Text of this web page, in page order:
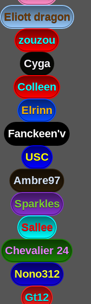
Eliott dragon
zouzou
Cyga
Colleen
Elrinn
Fanckeen'v
USC
Ambre97
Sparkles
Sallee
Chevalier 24
Nono312
Gt12